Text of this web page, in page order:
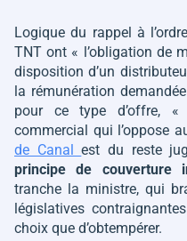
Logique du rappel à
TNT ont « l’obligation de
disposition d’un
la rémunération
pour ce type d’offre, «
commercial qui l’oppose
de Canalest du reste
principe de couverture
tranche la ministre, qui
législatives
choix que d’obtempérer.